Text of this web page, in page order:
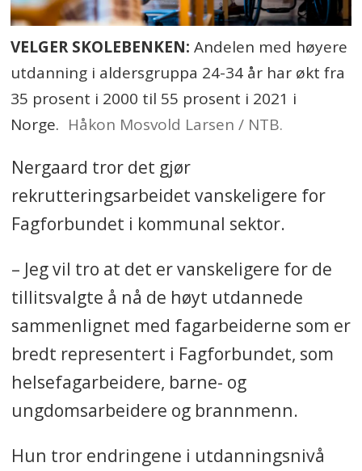
VELGER SKOLEBENKEN:Andelen med høyere
utdanning i aldersgruppa 24-34 år har økt fra
35 prosent i 2000 til 55 prosent i 2021 i
Norge. Håkon Mosvold Larsen / NTB.
Nergaard tror det gjør
rekrutteringsarbeidet vanskeligere for
Fagforbundet i kommunal sektor.
– Jeg vil tro at det er vanskeligere for de
tillitsvalgte å nå de høyt utdannede
sammenlignet med fagarbeiderne som er
bredt representert i Fagforbundet, som
helsefagarbeidere, barne- og
ungdomsarbeidere og brannmenn.
Hun tror endringene i utdanningsnivå